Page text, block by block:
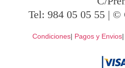
Tel: 984 05 05 55 | ©
Condiciones| Pagos y Envios|